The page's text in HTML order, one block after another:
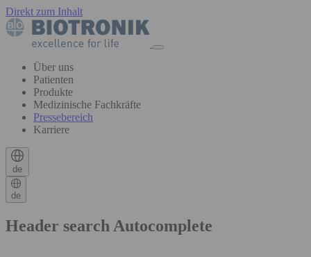
Direkt zum Inhalt
Über uns
Patienten
Produkte
Medizinische Fachkräfte
Pressebereich
Karriere
de
de
Header search Autocomplete